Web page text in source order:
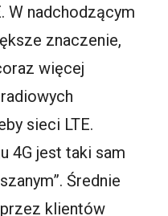
W nadchodzącym
znaczenie,
więcej
sieci LTE.
4G jest taki sam
Średnie
klientów